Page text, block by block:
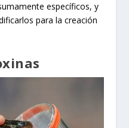
específicos, y
para la creación